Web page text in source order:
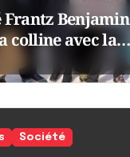
Frantz Benjamin
colline avec la
Société